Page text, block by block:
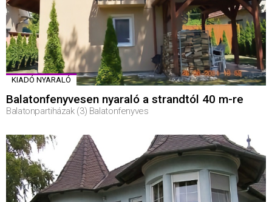
KIADÓ NYARALÓ
Balatonfenyvesen nyaraló a strandtól 40 m-re
Balatonpartiházak (3) Balatonfenyves